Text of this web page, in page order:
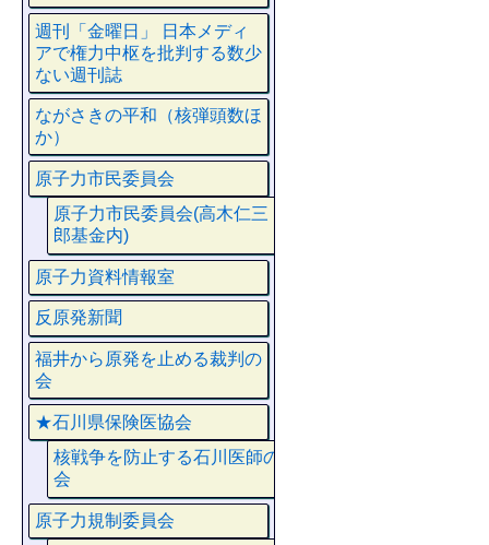
週刊「金曜日」 日本メディ
アで権力中枢を批判する数少
ない週刊誌
ながさきの平和（核弾頭数ほ
か）
原子力市民委員会
原子力市民委員会(高木仁三
郎基金内)
原子力資料情報室
反原発新聞
福井から原発を止める裁判の
会
★石川県保険医協会
核戦争を防止する石川医師の
会
原子力規制委員会